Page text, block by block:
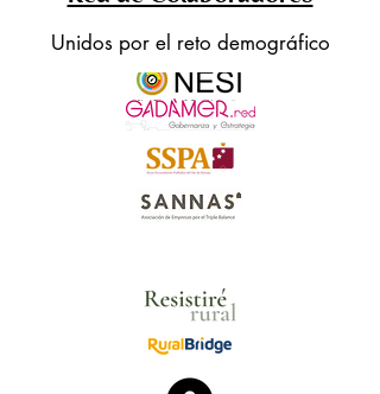
Unidos por el reto demográfico